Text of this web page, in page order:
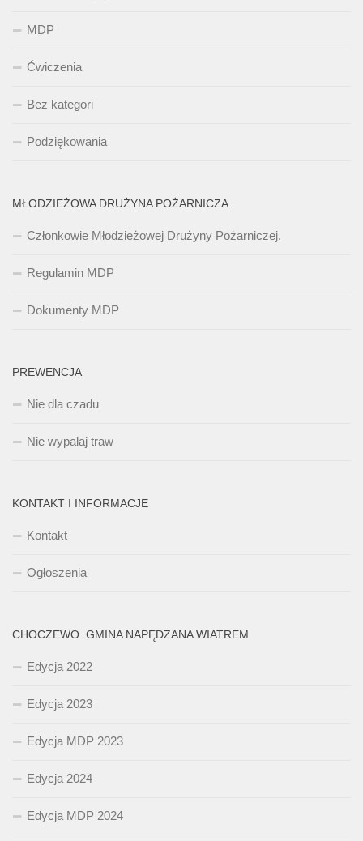
MDP
Ćwiczenia
Bez kategori
Podziękowania
MŁODZIEŻOWA DRUŻYNA POŻARNICZA
Członkowie Młodzieżowej Drużyny Pożarniczej.
Regulamin MDP
Dokumenty MDP
PREWENCJA
Nie dla czadu
Nie wypalaj traw
KONTAKT I INFORMACJE
Kontakt
Ogłoszenia
CHOCZEWO. GMINA NAPĘDZANA WIATREM
Edycja 2022
Edycja 2023
Edycja MDP 2023
Edycja 2024
Edycja MDP 2024